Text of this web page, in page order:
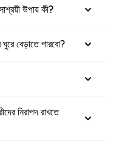
উপায় কী?
বেড়াতে পারবো?
নিরাপদ রাখতে